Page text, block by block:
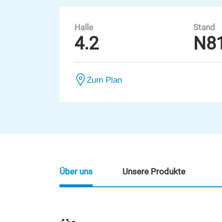
Halle
4.2
Stand
Zum Plan
Über uns Unsere Produkte